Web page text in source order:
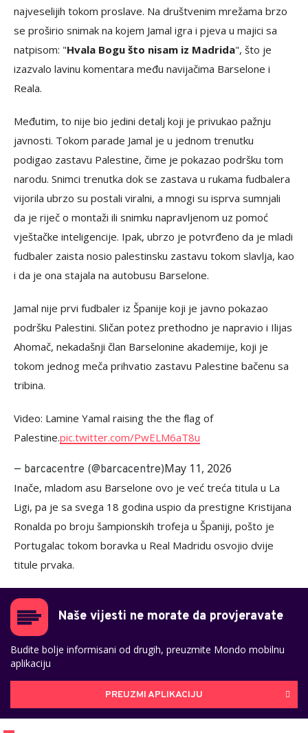
najveselijih tokom proslave. Na društvenim mrežama brzo
se proširio snimak na kojem Jamal igra i pjeva u majici sa
natpisom: "Hvala Bogu što nisam iz Madrida", što je
izazvalo lavinu komentara među navijačima Barselone i
Reala.
Međutim, to nije bio jedini detalj koji je privukao pažnju
javnosti. Tokom parade Jamal je u jednom trenutku
podigao zastavu Palestine, čime je pokazao podršku tom
narodu. Snimci trenutka dok se zastava u rukama fudbalera
vijorila ubrzo su postali viralni, a mnogi su isprva sumnjali
da je riječ o montaži ili snimku napravljenom uz pomoć
vještačke inteligencije. Ipak, ubrzo je potvrđeno da je mladi
fudbaler zaista nosio palestinsku zastavu tokom slavlja, kao
i da je ona stajala na autobusu Barselone.
Jamal nije prvi fudbaler iz Španije koji je javno pokazao
podršku Palestini. Sličan potez prethodno je napravio i Ilijas
Ahomač, nekadašnji član Barselonine akademije, koji je
tokom jednog meča prihvatio zastavu Palestine bačenu sa
tribina.
Video: Lamine Yamal raising the the flag of
Palestine.pic.twitter.com/PwELM6aT8u
— barcacentre (@barcacentre)May 11, 2026
Inače, mladom asu Barselone ovo je već treća titula u La
Ligi, pa je sa svega 18 godina uspio da prestigne Kristijana
Ronalda po broju šampionskih trofeja u Španiji, pošto je
Portugalac tokom boravka u Real Madridu osvojio dvije
titule prvaka.
Naše vijesti ne morate da provjeravate
Budite bolje informisani od drugih, preuzmite Mondo mobilnu
aplikaciju
PREUZMI APLIKACIJU